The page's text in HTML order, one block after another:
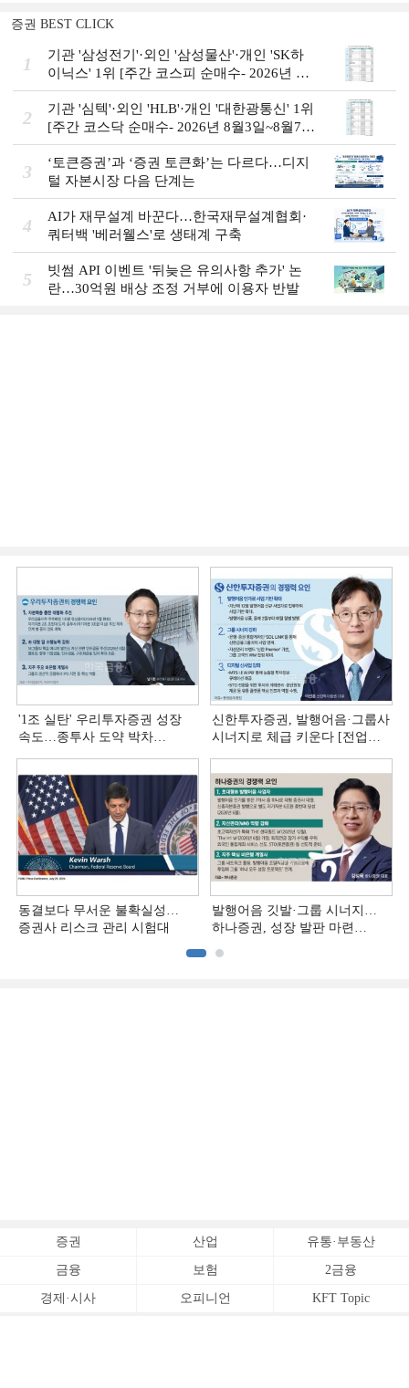
증권 BEST CLICK
1
기관 '삼성전기'·외인 '삼성물산'·개인 'SK하
이닉스' 1위 [주간 코스피 순매수- 2026년 8
월3일~8월7일]
2
기관 '심텍'·외인 'HLB'·개인 '대한광통신' 1위
[주간 코스닥 순매수- 2026년 8월3일~8월7
일]
3
‘토큰증권’과 ‘증권 토큰화’는 다르다…디지
털 자본시장 다음 단계는
4
AI가 재무설계 바꾼다…한국재무설계협회·
쿼터백 '베러웰스'로 생태계 구축
5
빗썸 API 이벤트 '뒤늦은 유의사항 추가' 논
란…30억원 배상 조정 거부에 이용자 반발
'1조 실탄' 우리투자증권 성장
속도…종투사 도약 박차
증권사 (5)]
신한투자증권, 발행어음·그룹사
시너지로 체급 키운다 [전업계
동결보다 무서운 불확실성…
증권사 리스크 관리 시험대
발행어음 깃발·그룹 시너지…
하나증권, 성장 발판 마련
증권사 (3)]
증권 산업 유통·부동산
금융 보험 2금융
경제·시사 오피니언 KFT Topic